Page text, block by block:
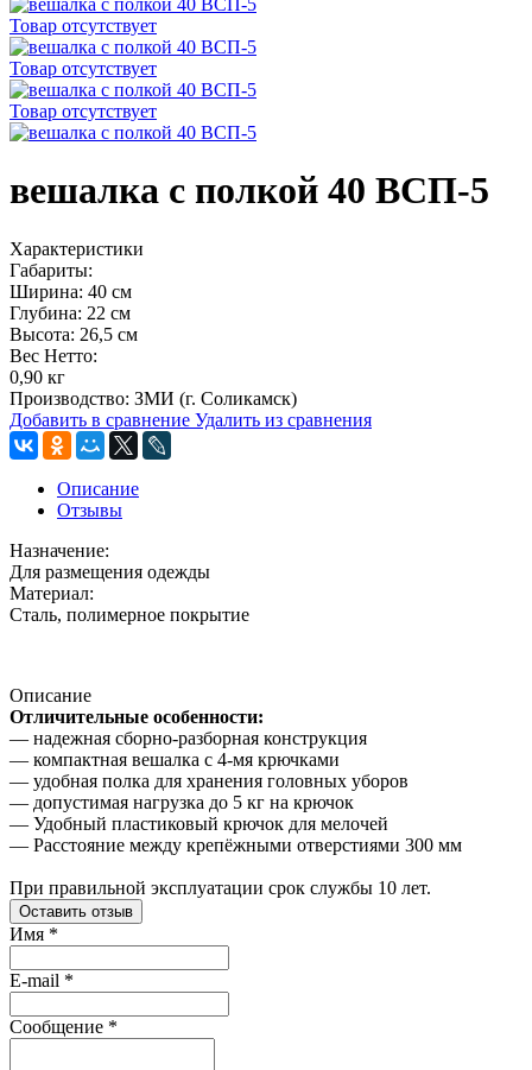
Товар отсутствует
Товар отсутствует
Товар отсутствует
вешалка с полкой 40 ВСП-5
Характеристики
Габариты:
Ширина: 40 см
Глубина: 22 см
Высота: 26,5 см
Вес Нетто:
0,90 кг
Производство: ЗМИ (г. Соликамск)
Добавить в сравнение Удалить из сравнения
Описание
Отзывы
Назначение:
Для размещения одежды
Материал:
Сталь, полимерное покрытие
Описание
Отличительные особенности:
— надежная сборно-разборная конструкция
— компактная вешалка с 4-мя крючками
— удобная полка для хранения головных уборов
— допустимая нагрузка до 5 кг на крючок
— Удобный пластиковый крючок для мелочей
— Расстояние между крепёжными отверстиями 300 мм
При правильной эксплуатации срок службы 10 лет.
Оставить отзыв
Имя *
E-mail *
Сообщение *